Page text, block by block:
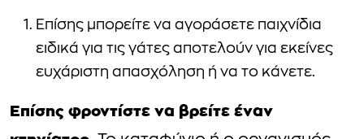
Επίσης μπορείτε να αγοράσετε παιχνίδια
ειδικά για τις γάτες αποτελούν για εκείνες
ευχάριστη απασχόληση ή να το κάνετε.
Επίσης φροντίστε να βρείτε έναν